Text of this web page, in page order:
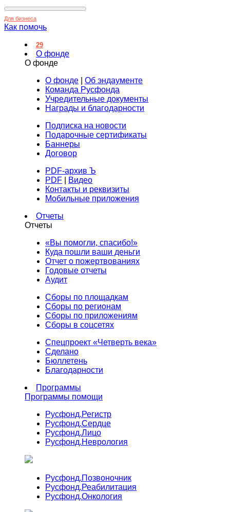
Для бизнеса
Как помочь
29
О фонде
О фонде
О фонде
Об эндаументе
Команда Русфонда
Учредительные документы
Награды и благодарности
Подписка на новости
Подарочные сертификаты
Баннеры
Договор
PDF-архив Ъ
PDF
Видео
Контакты и реквизиты
Мобильные приложения
Отчеты
Отчеты
«Вы помогли, спасибо!»
Куда пошли ваши деньги
Отчет о пожертвованиях
Годовые отчеты
Аудит
Сборы по площадкам
Сборы по регионам
Сборы по приложениям
Сборы в соцсетях
Спецпроект «Четверть века»
Сделано
Бюллетень
Благодарности
Программы
Программы помощи
Русфонд.Регистр
Русфонд.Сердце
Русфонд.Лицо
Русфонд.Неврология
Русфонд.Позвоночник
Русфонд.Реабилитация
Русфонд.Онкология